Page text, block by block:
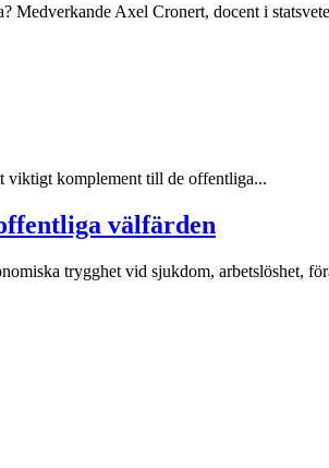
Medverkande Axel Cronert, docent i
viktigt komplement till de offentliga...
välfärden
trygghet vid sjukdom, arbetslöshet,